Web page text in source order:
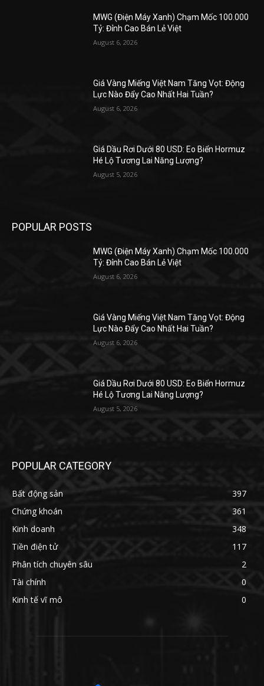
MWG (Điện Máy Xanh) Chạm Mốc 100.000
Tỷ: Đỉnh Cao Bán Lẻ Việt
August 6, 2026
Giá Vàng Miếng Việt Nam Tăng Vọt: Động
Lực Nào Đẩy Cao Nhất Hai Tuần?
August 6, 2026
Giá Dầu Rơi Dưới 80 USD: Eo Biển Hormuz
Hé Lộ Tương Lai Năng Lượng?
August 5, 2026
POPULAR POSTS
MWG (Điện Máy Xanh) Chạm Mốc 100.000
Tỷ: Đỉnh Cao Bán Lẻ Việt
August 6, 2026
Giá Vàng Miếng Việt Nam Tăng Vọt: Động
Lực Nào Đẩy Cao Nhất Hai Tuần?
August 6, 2026
Giá Dầu Rơi Dưới 80 USD: Eo Biển Hormuz
Hé Lộ Tương Lai Năng Lượng?
August 5, 2026
POPULAR CATEGORY
Bất động sản
397
Chứng khoán
361
Kinh doanh
348
Tiền điện tử
117
Phân tích chuyên sâu
2
Tài chính
0
Kinh tế vĩ mô
0